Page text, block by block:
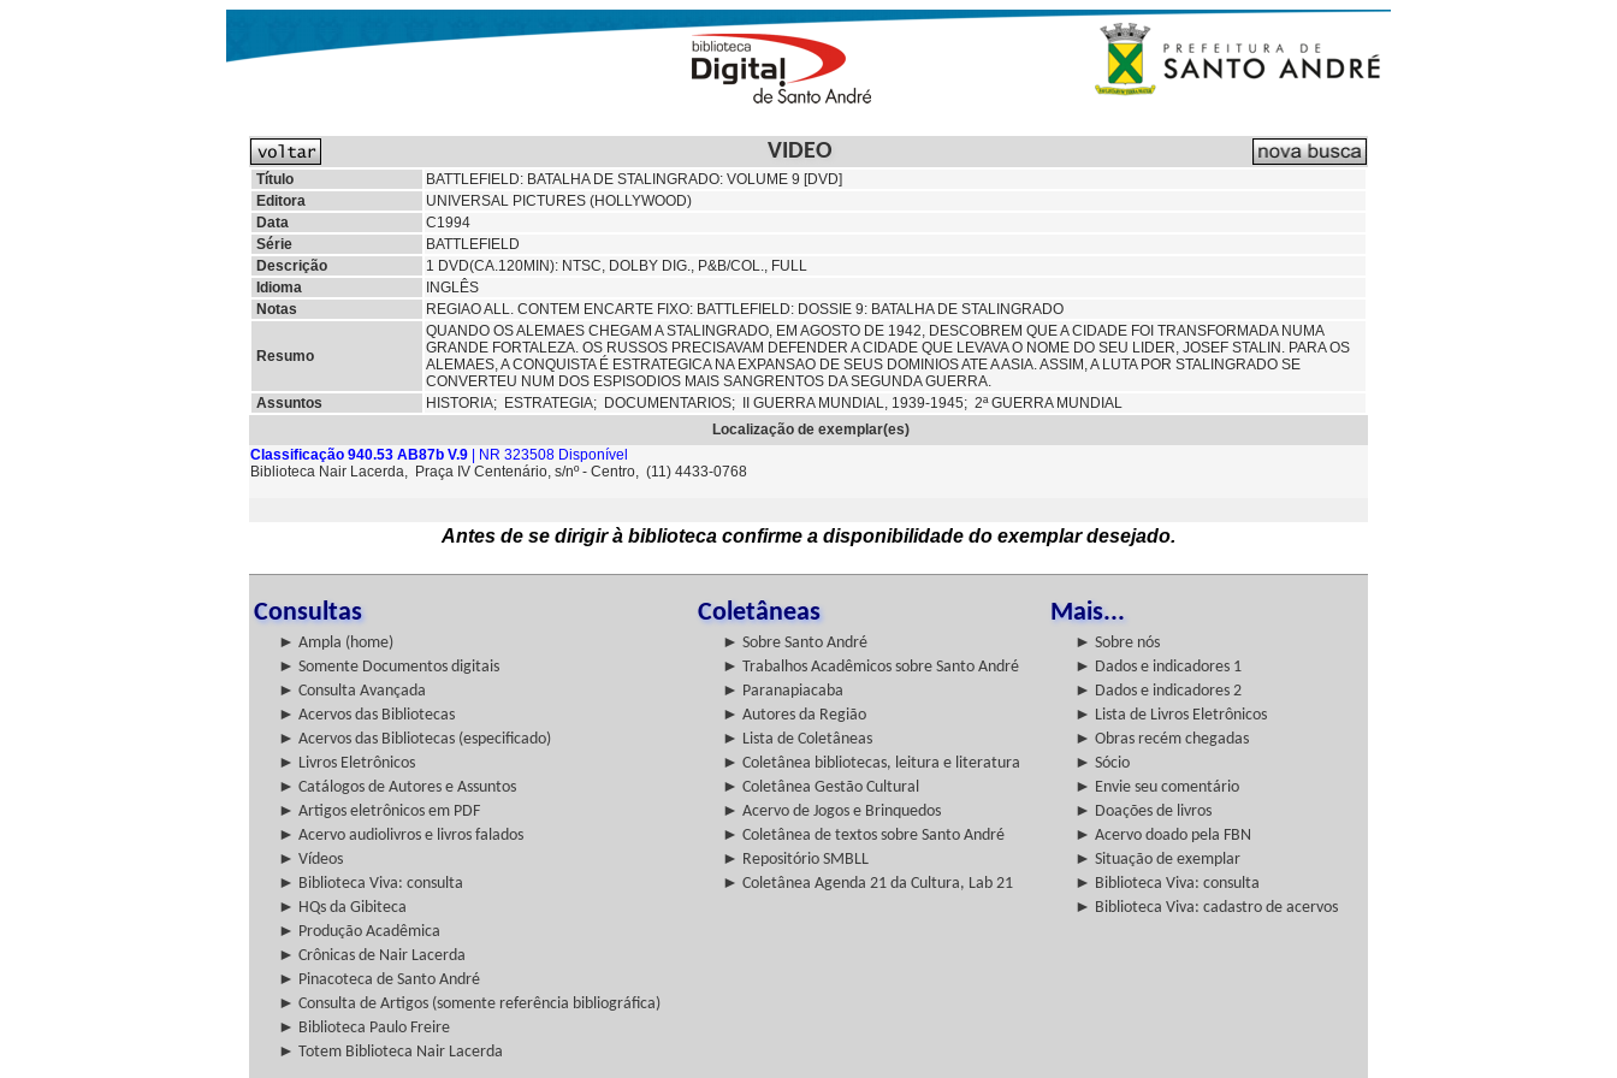
VIDEO
Título
BATTLEFIELD: BATALHA DE STALINGRADO: VOLUME 9 [DVD]
Editora
UNIVERSAL PICTURES (HOLLYWOOD)
Data
C1994
Série
BATTLEFIELD
Descrição
1 DVD(CA.120MIN): NTSC, DOLBY DIG., P&B/COL., FULL
Idioma
INGLÊS
Notas
REGIAO ALL. CONTEM ENCARTE FIXO: BATTLEFIELD: DOSSIE 9: BATALHA DE STALINGRADO
Resumo
QUANDO OS ALEMAES CHEGAM A STALINGRADO, EM AGOSTO DE 1942, DESCOBREM QUE A CIDADE FOI TRANSFORMADA NUMA
GRANDE FORTALEZA. OS RUSSOS PRECISAVAM DEFENDER A CIDADE QUE LEVAVA O NOME DO SEU LIDER, JOSEF STALIN. PARA OS
ALEMAES, A CONQUISTA É ESTRATEGICA NA EXPANSAO DE SEUS DOMINIOS ATE A ASIA. ASSIM, A LUTA POR STALINGRADO SE
CONVERTEU NUM DOS ESPISODIOS MAIS SANGRENTOS DA SEGUNDA GUERRA.
Assuntos
HISTORIA; ESTRATEGIA; DOCUMENTARIOS;
II GUERRA MUNDIAL, 1939-1945; 2ª GUERRA MUNDIAL
Localização de exemplar(es)
Classificação 940.53 AB87b V.9 | NR 323508 Disponível
Biblioteca Nair Lacerda, Praça IV Centenário, s/nº - Centro, (11) 4433-0768
Antes de se dirigir à biblioteca confirme a disponibilidade do exemplar desejado.
Consultas Coletâneas Mais...
► Ampla (home) ► Sobre Santo André
► Sobre nós
► Somente Documentos digitais
► Trabalhos Acadêmicos sobre Santo André
► Dados e indicadores 1
► Consulta Avançada
► Paranapiacaba
► Dados e indicadores 2
► Acervos das Bibliotecas
► Autores da Região
► Lista de Livros Eletrônicos
► Acervos das Bibliotecas (especificado)
► Lista de Coletâneas
► Obras recém chegadas
► Livros Eletrônicos
► Coletânea bibliotecas, leitura e literatura
► Sócio
► Catálogos de Autores e Assuntos
► Coletânea Gestão Cultural
► Envie seu comentário
► Artigos eletrônicos em PDF
► Acervo de Jogos e Brinquedos
► Doações de livros
► Acervo audiolivros e livros falados
► Coletânea de textos sobre Santo André
► Acervo doado pela FBN
► Vídeos
► Repositório SMBLL
► Situação de exemplar
► Biblioteca Viva: consulta
► Coletânea Agenda 21 da Cultura, Lab 21
► Biblioteca Viva: consulta
► HQs da Gibiteca
► Biblioteca Viva: cadastro de acervos
► Produção Acadêmica
► Crônicas de Nair Lacerda
► Pinacoteca de Santo André
► Consulta de Artigos (somente referência bibliográfica)
► Biblioteca Paulo Freire
► Totem Biblioteca Nair Lacerda